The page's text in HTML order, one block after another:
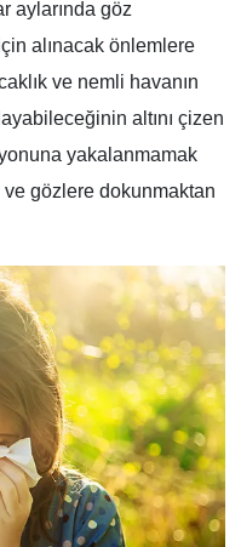
aylarında göz
alınacak önlemlere
ve nemli havanın
altını çizen
yakalanmamak
gözlere dokunmaktan